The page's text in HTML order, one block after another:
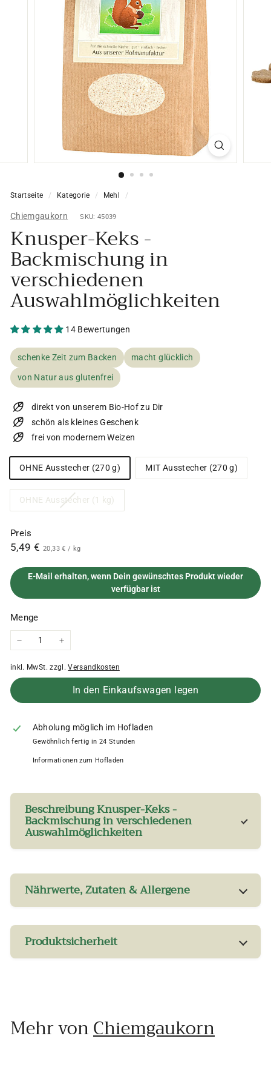
Startseite / Kategorie / Mehl /
Chiemgaukorn SKU: 45039
Knusper-Keks -
Backmischung in
verschiedenen
Auswahlmöglichkeiten
14 Bewertungen
schenke Zeit zum Backen macht glücklich
von Natur aus glutenfrei
direkt von unserem Bio-Hof zu Dir
schön als kleines Geschenk
frei von modernem Weizen
Auswahl
OHNE Ausstecher (270 g) MIT Ausstecher (270 g)
OHNE Ausstecher (1 kg)
ausverkauft
Preis
Normaler
5,49 € 5,49
20,33 € 20,33
/ kg
E-Mail erhalten, wenn Dein gewünschtes Produkt wieder
verfügbar ist
Menge
inkl. MwSt. zzgl.Versandkosten
In den Einkaufswagen legen
Abholung möglich im Hofladen
Gewöhnlich fertig in 24 Stunden
Informationen zum Hofladen
Beschreibung Knusper-Keks -
Backmischung in verschiedenen
Auswahlmöglichkeiten
Nährwerte, Zutaten & Allergene
Produktsicherheit
Mehr vonChiemgaukorn